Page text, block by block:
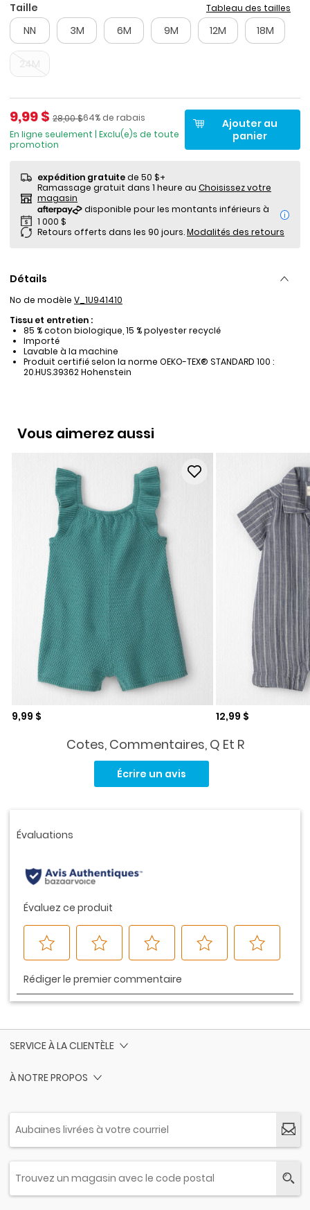
Taille Tableau des tailles
NN 3M 6M 9M 12M 18M
Prix de solde
9,99 $ Pourcentage de rabais
64% de rabais
Prix ​​de détail suggéré par le fabricant
28,00 $
En ligne seulement | Exclu(e)s de toute
promotion
Ajouter au
panier
expédition gratuitede 50 $+
Ramassage gratuit dans 1 heure au Choisissez votre
magasin
i
Retours offerts dans les 90 jours.Modalités des retours
Détails
No de modèle V_1U941410
Tissu et entretien :
85 % coton biologique, 15 % polyester recyclé
Importé
Lavable à la machine
Produit certifié selon la norme OEKO-TEX® STANDARD 100 :
20.HUS.39362 Hohenstein
Vous aimerez aussi
Prix de solde
9,99 $ Prix de solde
12,99 $
Cotes, Commentaires, Q Et R
la
Écrire un avis
SERVICE À LA CLIENTÈLE
À NOTRE PROPOS